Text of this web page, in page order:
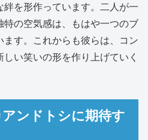
を形作っています。二人が一
の空気感は、もはや一つのブ
す。これからも彼らは、コン
い笑いの形を作り上げていく
ンドトシに期待す